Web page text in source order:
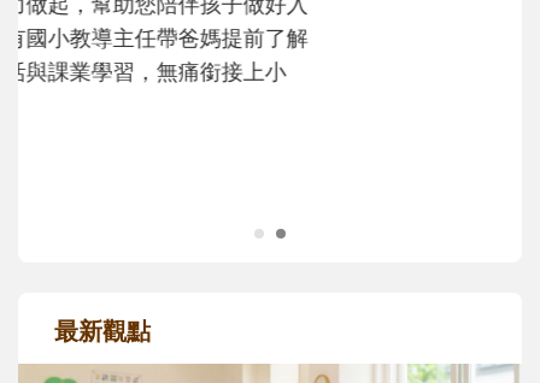
大。從給予安全感的肢體遊戲，到獨立自
主、角色認同及解決問題的能力養成。爸爸
最新觀點